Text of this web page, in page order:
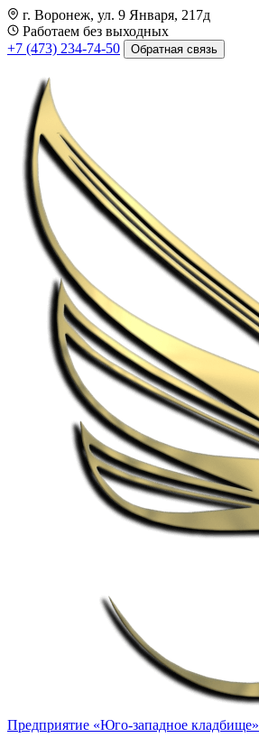
г. Воронеж, ул. 9 Января, 217д
Работаем без выходных
+7 (473) 234-74-50
Обратная связь
Предприятие «Юго-западное кладбище»